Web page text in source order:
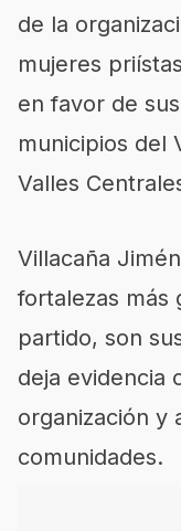
de la
mujeres
en favor de
municipios del
Valles
Villacaña
fortalezas más
partido, son
deja evidencia
organización y
comunidades.